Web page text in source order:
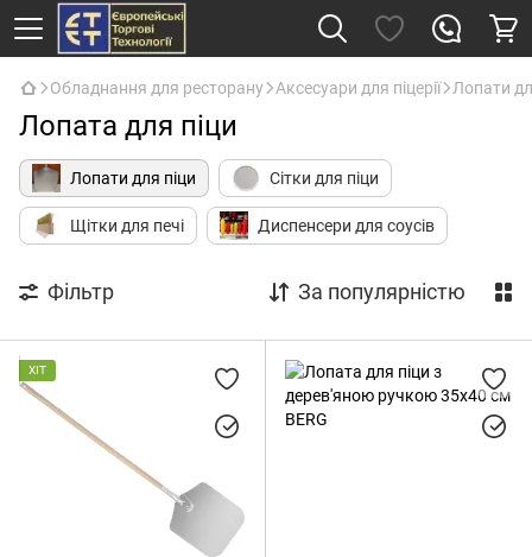
Обладнання для ресторану Аксесуари для піцерії Лопати
Лопата для піци
Лопати для піци Сітки для піци
Щітки для печі Диспенсери для соусів
Фільтр За популярністю
ХІТ